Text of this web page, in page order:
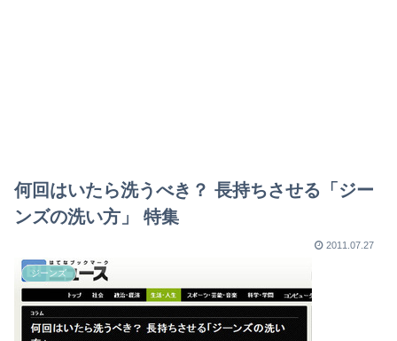
何回はいたら洗うべき？ 長持ちさせる「ジー
ンズの洗い方」 特集
2011.07.27
ジーンズ